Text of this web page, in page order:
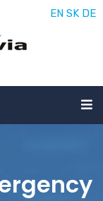
EN SK DE